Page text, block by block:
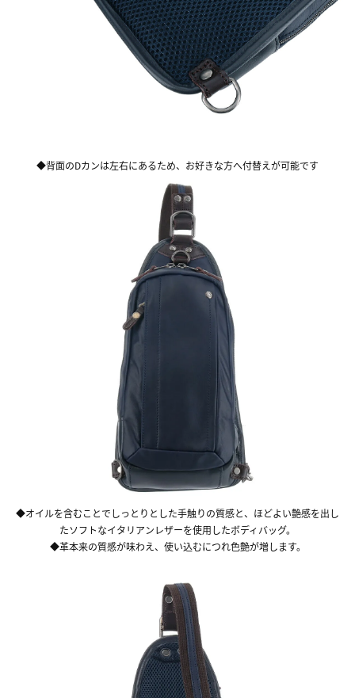
◆背面のDカンは左右にあるため、お好きな方へ付替えが可能です
◆オイルを含むことでしっとりとした手触りの質感と、ほどよい艶感を出し
たソフトなイタリアンレザーを使用したボディバッグ。
◆革本来の質感が味わえ、使い込むにつれ色艶が増します。